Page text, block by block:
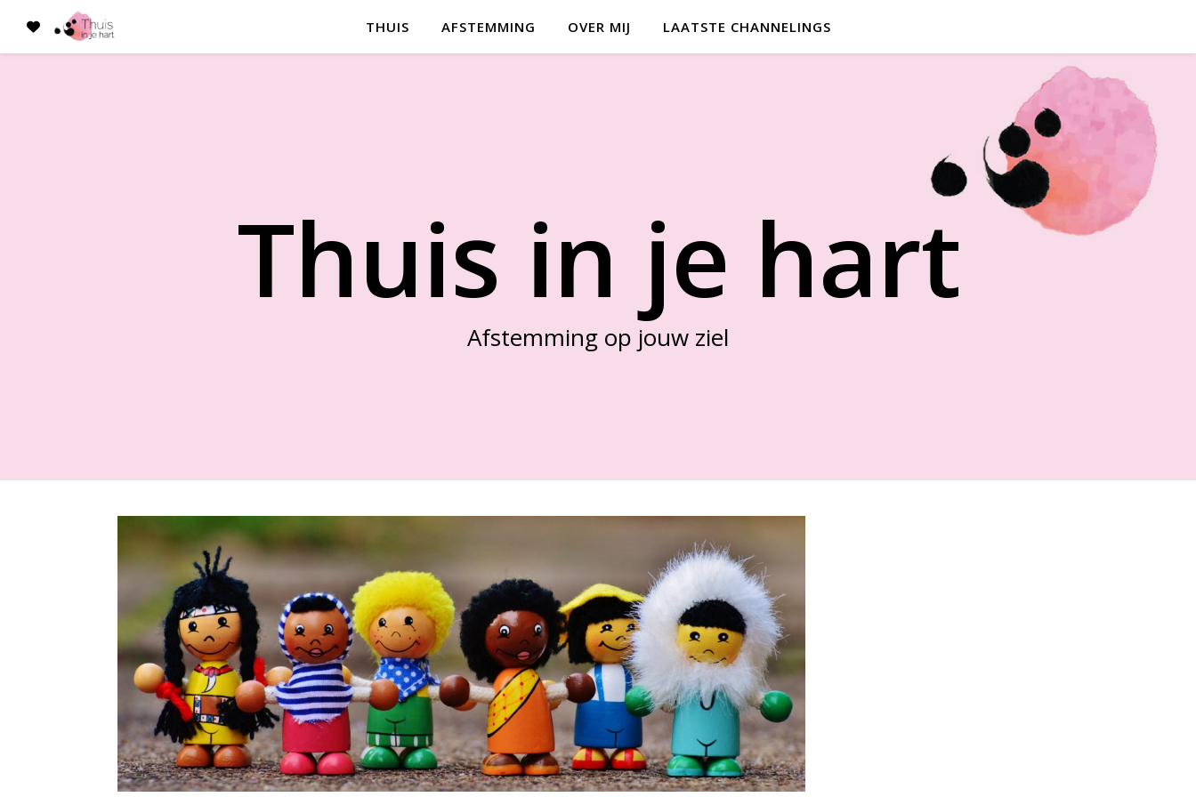
THUIS AFSTEMMING OVER MIJ LAATSTE CHANNELINGS
Thuis in je hart
Afstemming op jouw ziel